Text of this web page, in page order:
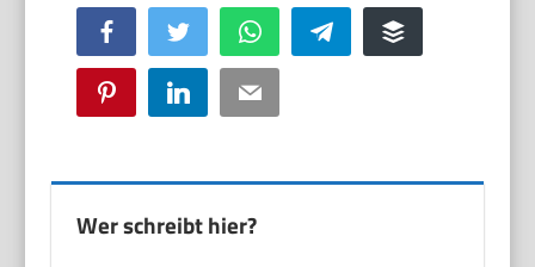
Facebook Twitter WhatsApp Telegram Buffer
Pinterest LinkedIn Email
Wer schreibt hier?